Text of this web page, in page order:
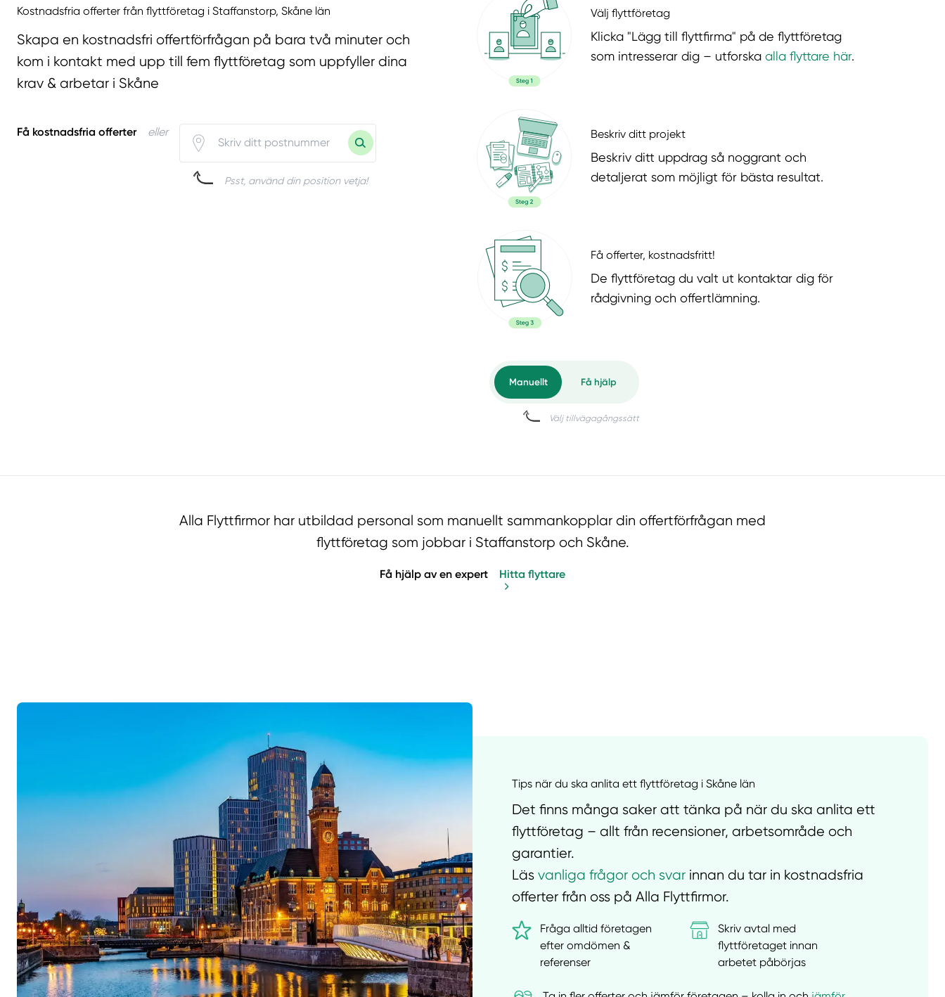
Kostnadsfria offerter från flyttföretag i Staffanstorp, Skåne län
Skapa en kostnadsfri offertförfrågan på bara två minuter och
kom i kontakt med upp till fem flyttföretag som uppfyller dina
krav & arbetar i Skåne
Få kostnadsfria offerter eller
Psst, använd din position vetja!
Välj flyttföretag
Klicka "Lägg till flyttfirma" på de flyttföretag
som intresserar dig – utforska alla flyttare här.
Beskriv ditt projekt
Beskriv ditt uppdrag så noggrant och
detaljerat som möjligt för bästa resultat.
Få offerter, kostnadsfritt!
De flyttföretag du valt ut kontaktar dig för
rådgivning och offertlämning.
Alla Flyttfirmor har utbildad personal som manuellt sammankopplar din offertförfrågan med
flyttföretag som jobbar i Staffanstorp och Skåne.
Få hjälp av en expert Hitta flyttare
Tips när du ska anlita ett flyttföretag i Skåne län
Det finns många saker att tänka på när du ska anlita ett
flyttföretag – allt från recensioner, arbetsområde och
garantier.
Läs vanliga frågor och svar innan du tar in kostnadsfria
offerter från oss på Alla Flyttfirmor.
Fråga alltid företagen
efter omdömen &
referenser
Skriv avtal med
flyttföretaget innan
arbetet påbörjas